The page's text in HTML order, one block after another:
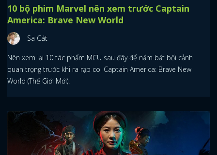
10 bộ phim Marvel nên xem trước Captain
America: Brave New World
Sa Cát
Nên xem lại 10 tác phẩm MCU sau đây để nắm bắt bối cảnh
quan trọng trước khi ra rạp coi Captain America: Brave New
World (Thế Giới Mới).